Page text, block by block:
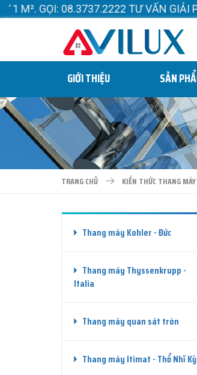
TƯ VẤN GIẢI PHÁP TỐI ƯU
GIỚI THIỆU SẢN
TRANG CHỦ KIẾN THỨC THANG MÁY
Thang máy Kohler - Đức
Thang máy Thyssenkrupp -
Italia
Thang máy quan sát tròn
Thang máy Itimat - Thổ Nhĩ Kỳ